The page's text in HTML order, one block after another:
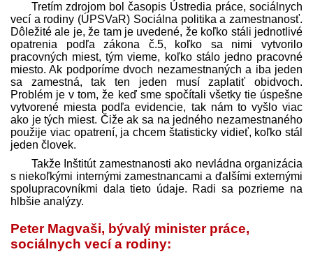
Tretím zdrojom bol časopis Ústredia práce, sociálnych
vecí a rodiny (ÚPSVaR) Sociálna politika a zamestnanosť.
Dôležité ale je, že tam je uvedené, že koľko stáli jednotlivé
opatrenia podľa zákona č.5, koľko sa nimi vytvorilo
pracovných miest, tým vieme, koľko stálo jedno pracovné
miesto. Ak podporíme dvoch nezamestnaných a iba jeden
sa zamestná, tak ten jeden musí zaplatiť obidvoch.
Problém je v tom, že keď sme spočítali všetky tie úspešne
vytvorené miesta podľa evidencie, tak nám to vyšlo viac
ako je tých miest. Čiže ak sa na jedného nezamestnaného
použije viac opatrení, ja chcem štatisticky vidieť, koľko stál
jeden človek.
Takže Inštitút zamestnanosti ako nevládna organizácia
s niekoľkými internými zamestnancami a ďalšími externými
spolupracovníkmi dala tieto údaje. Radi sa pozrieme na
hlbšie analýzy.
Peter Magvaši, bývalý minister práce,
sociálnych vecí a rodiny: